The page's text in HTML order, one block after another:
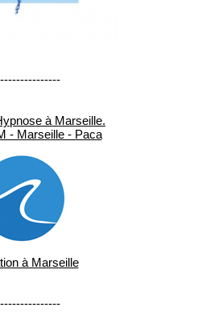
à Marseille.
- Marseille - Paca
à Marseille